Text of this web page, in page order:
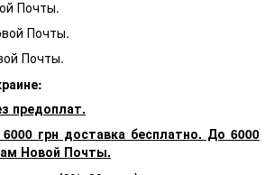
Почты.
Почты.
Почты.
предоплат.
грн доставка бесплатно. До 6000
Новой Почты.